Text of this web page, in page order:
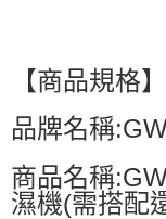
【商品規格】
品牌名稱
商品名稱
濕機(需搭配